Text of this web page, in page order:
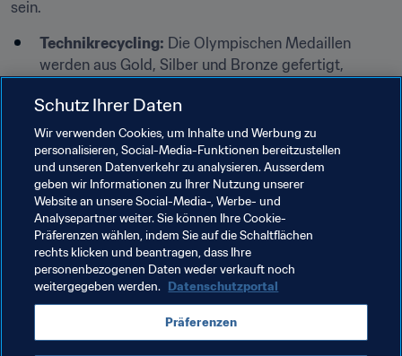
sein.
Technikrecycling: Die Olympischen Medaillen
werden aus Gold, Silber und Bronze gefertigt,
anderen elektronischen Kleingeräten recycelt wird.
Rückhalt im ganzen Land: In den zwei Jahren haben
Tausende Japaner aus allen Landesteilen über
78.000 Tonnen Mobiltelefone und Elektrogeräte
gespendet, um einen Beitrag zur Herstellung der
Medaillen zu leisten.
Band von japanischer Kunst inspiriert
Auch das Design des Medaillenbands wurde bereits
präsentiert. Seine geometrischen Muster sind an das
traditionelle japanische Design Ichimatsu Moyo
(Karomuster) sowie an Kasane no Irome (Farbspektren
Schutz Ihrer Daten
Wir verwenden Cookies, um Inhalte und Werbung zu
personalisieren, Social-Media-Funktionen bereitzustellen
und unseren Datenverkehr zu analysieren. Ausserdem
geben wir Informationen zu Ihrer Nutzung unserer
Website an unsere Social-Media-, Werbe- und
Analysepartner weiter. Sie können Ihre Cookie-
Präferenzen wählen, indem Sie auf die Schaltflächen
rechts klicken und beantragen, dass Ihre
personenbezogenen Daten weder verkauft noch
weitergegeben werden. Datenschutzportal
Präferenzen